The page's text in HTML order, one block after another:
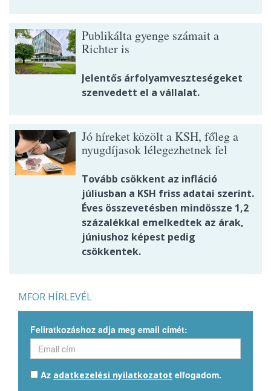
Publikálta gyenge számait a
Richter is
Jelentős árfolyamveszteségeket
szenvedett el a vállalat.
Jó híreket közölt a KSH, főleg a
nyugdíjasok lélegezhetnek fel
Tovább csökkent az infláció
júliusban a KSH friss adatai szerint.
Éves összevetésben mindössze 1,2
százalékkal emelkedtek az árak,
júniushoz képest pedig
csökkentek.
MFOR HÍRLEVÉL
Feliratkozáshoz adja meg email címét:
Az adatkezelési nyilatkozatot elfogadom.